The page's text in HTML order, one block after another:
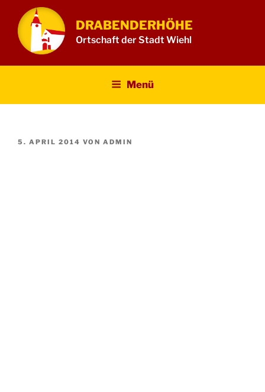
Inhalt
springen
DRABENDERHÖHE
Ortschaft der Stadt Wiehl
Menü
VERÖFFENTLICHT
5. APRIL 2014 VON ADMIN